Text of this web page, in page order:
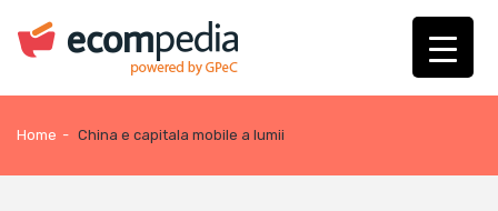
Home - China e capitala mobile a lumii